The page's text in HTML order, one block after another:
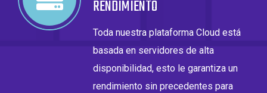
RENDIMIENTO
Toda nuestra plataforma Cloud está
basada en servidores de alta
disponibilidad, esto le garantiza un
rendimiento sin precedentes para